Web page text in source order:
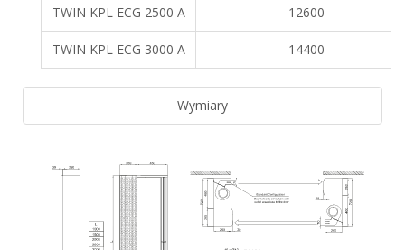
TWIN KPL ECG 2500 A 12600
TWIN KPL ECG 3000 A 14400
Wymiary